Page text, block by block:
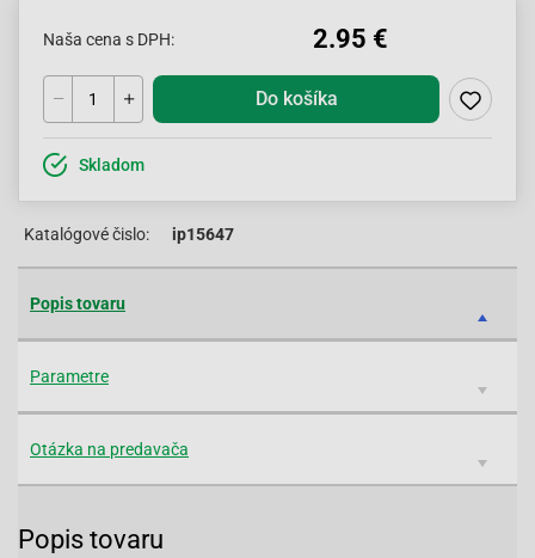
Naša cena s DPH: 2.95 €
Do košíka
Skladom
Katalógové čislo: ip15647
Popis tovaru
Parametre
Otázka na predavača
Popis tovaru